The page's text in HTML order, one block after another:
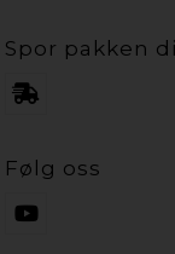
Spor pakken
Følg oss